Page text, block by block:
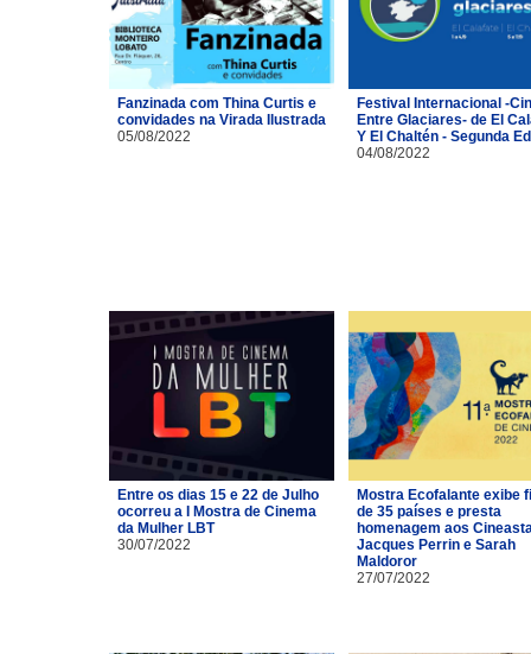
Fanzinada com Thina Curtis e
convidades na Virada Ilustrada
05/08/2022
Festival Internacional -
Entre Glaciares- de El
Y El Chaltén - Segunda
04/08/2022
Entre os dias 15 e 22 de Julho
ocorreu a I Mostra de Cinema
da Mulher LBT
30/07/2022
Mostra Ecofalante exibe
de 35 países e presta
homenagem aos
Jacques Perrin e Sarah
Maldoror
27/07/2022